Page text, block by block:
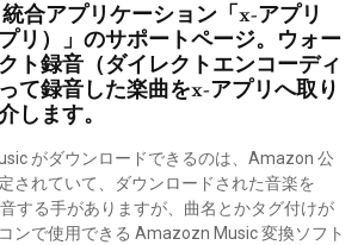
合アプリケーション「x-アプリ
リ）」のサポートページ。ウォー
ト録音（ダイレクトエンコーディ
て録音した楽曲をx-アプリへ取り
します。
がダウンロードできるのは、Amazon 公
されていて、ダウンロードされた音楽を
する手がありますが、曲名とかタグ付けが
ンで使用できる Amazozn Music 変換ソフト